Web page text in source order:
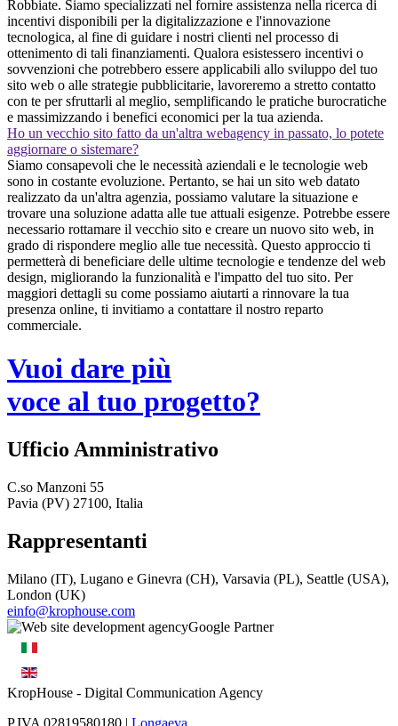
Robbiate. Siamo specializzati nel fornire assistenza nella ricerca di
incentivi disponibili per la digitalizzazione e l'innovazione
tecnologica, al fine di guidare i nostri clienti nel processo di
ottenimento di tali finanziamenti. Qualora esistessero incentivi o
sovvenzioni che potrebbero essere applicabili allo sviluppo del tuo
sito web o alle strategie pubblicitarie, lavoreremo a stretto contatto
con te per sfruttarli al meglio, semplificando le pratiche burocratiche
e massimizzando i benefici economici per la tua azienda.
Ho un vecchio sito fatto da un'altra webagency in passato, lo potete
aggiornare o sistemare?
Siamo consapevoli che le necessità aziendali e le tecnologie web
sono in costante evoluzione. Pertanto, se hai un sito web datato
realizzato da un'altra agenzia, possiamo valutare la situazione e
trovare una soluzione adatta alle tue attuali esigenze. Potrebbe essere
necessario rottamare il vecchio sito e creare un nuovo sito web, in
grado di rispondere meglio alle tue necessità. Questo approccio ti
permetterà di beneficiare delle ultime tecnologie e tendenze del web
design, migliorando la funzionalità e l'impatto del tuo sito. Per
maggiori dettagli su come possiamo aiutarti a rinnovare la tua
presenza online, ti invitiamo a contattare il nostro reparto
commerciale.
Vuoi dare più
voce al tuo progetto?
Ufficio Amministrativo
C.so Manzoni 55
Pavia (PV) 27100, Italia
Rappresentanti
Milano (IT), Lugano e Ginevra (CH), Varsavia (PL), Seattle (USA),
London (UK)
einfo@krophouse.com
KropHouse - Digital Communication Agency
P.IVA 02819580180 | Longaeva